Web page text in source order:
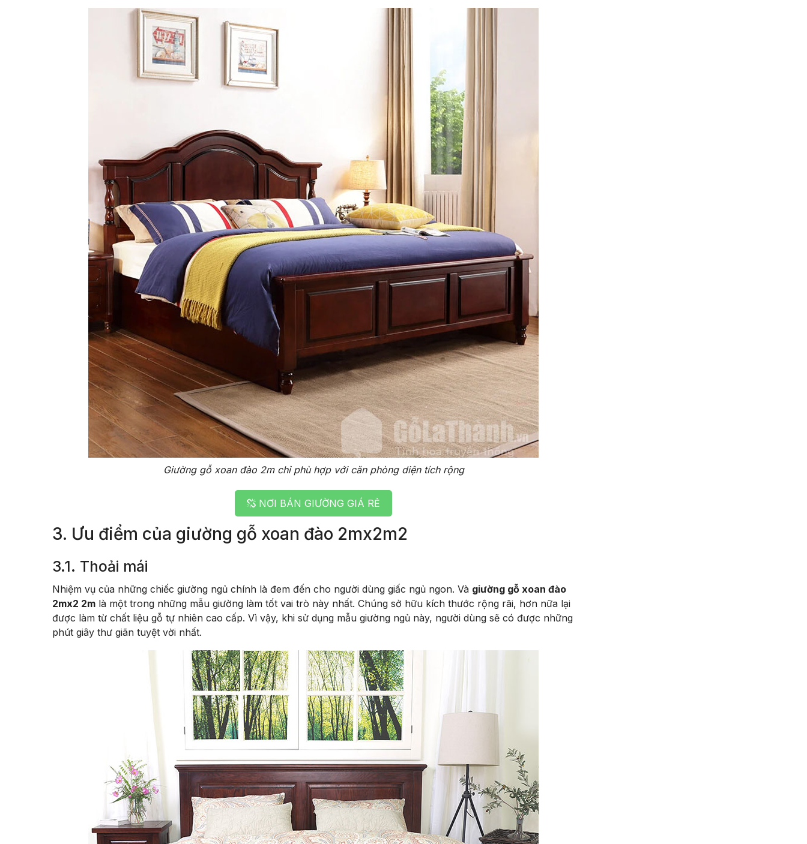
Giường gỗ xoan đào 2m chỉ phù hợp với căn phòng diện tích rộng
NƠI BÁN GIƯỜNG GIÁ RẺ
3. Ưu điểm của giường gỗ xoan đào 2mx2m2
3.1. Thoải mái
Nhiệm vụ của những chiếc giường ngủ chính là đem đến cho người dùng giấc ngủ ngon. Và giường gỗ xoan đào
2mx2 2m là một trong những mẫu giường làm tốt vai trò này nhất. Chúng sở hữu kích thước rộng rãi, hơn nữa lại
được làm từ chất liệu gỗ tự nhiên cao cấp. Vì vậy, khi sử dụng mẫu giường ngủ này, người dùng sẽ có được những
phút giây thư giãn tuyệt vời nhất.